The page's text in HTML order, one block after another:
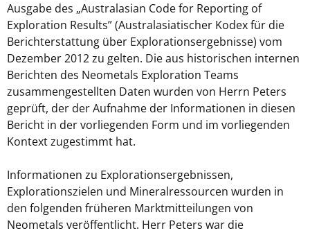
Ausgabe des „Australasian Code for Reporting of
Exploration Results” (Australasiatischer Kodex für die
Berichterstattung über Explorationsergebnisse) vom
Dezember 2012 zu gelten. Die aus historischen internen
Berichten des Neometals Exploration Teams
zusammengestellten Daten wurden von Herrn Peters
geprüft, der der Aufnahme der Informationen in diesen
Bericht in der vorliegenden Form und im vorliegenden
Kontext zugestimmt hat.
Informationen zu Explorationsergebnissen,
Explorationszielen und Mineralressourcen wurden in
den folgenden früheren Marktmitteilungen von
Neometals veröffentlicht. Herr Peters war die